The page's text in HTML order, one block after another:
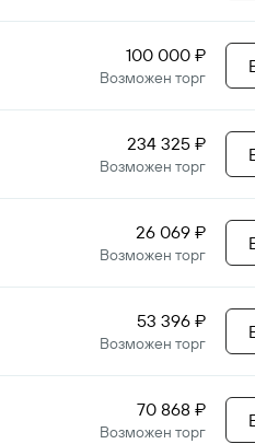
100 000 ₽
Возможен торг
234 325 ₽
Возможен торг
26 069 ₽
Возможен торг
53 396 ₽
Возможен торг
70 868 ₽
Возможен торг